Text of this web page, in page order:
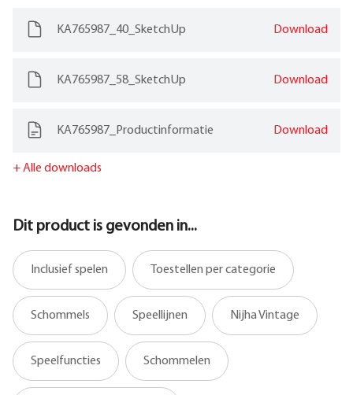
KA765987_40_SketchUp Download
KA765987_58_SketchUp Download
KA765987_Productinformatie Download
+Alle downloads
Dit product is gevonden in...
Inclusief spelen Toestellen per categorie
Schommels Speellijnen Nijha Vintage
Speelfuncties Schommelen